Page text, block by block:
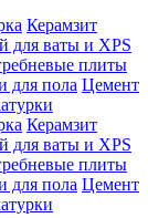
Керамзит
для ваты и XPS
плиты
для пола Цемент
Керамзит
для ваты и XPS
плиты
для пола Цемент